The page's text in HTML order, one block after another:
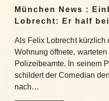
München News :
Lobrecht: Er half
Als Felix Lobrecht kürzlich
Wohnung öffnete,
Polizeibeamte. In seinem
schildert der Comedian
nach…